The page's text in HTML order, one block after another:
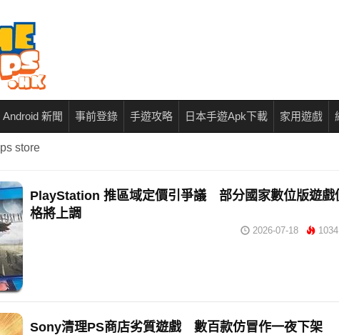
Android 新聞 事前登錄 手遊攻略 日本手遊Apk下載 家用遊戲
ps store
PlayStation 推區域定價引爭議 部分國家數位版遊戲
格將上調
2026-07-18
Sony清理PS商店劣質遊戲 數百款仿冒作一夜下架